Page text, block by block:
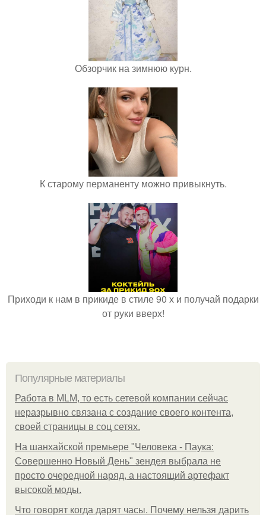
Обзорчик на зимнюю курн.
К старому перманенту можно привыкнуть.
Приходи к нам в прикиде в стиле 90 х и получай подарки
от руки вверх!
Популярные материалы
Работа в MLM, то есть сетевой компании сейчас
неразрывно связана с создание своего контента,
своей страницы в соц сетях.
На шанхайской премьере "Человека - Паука:
Совершенно Новый День" зендея выбрала не
просто очередной наряд, а настоящий артефакт
высокой моды.
Что говорят когда дарят часы. Почему нельзя дарить